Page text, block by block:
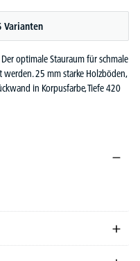
Varianten
optimale Stauraum für schmale
25 mm starke Holzböden,
in Korpusfarbe, Tiefe 420